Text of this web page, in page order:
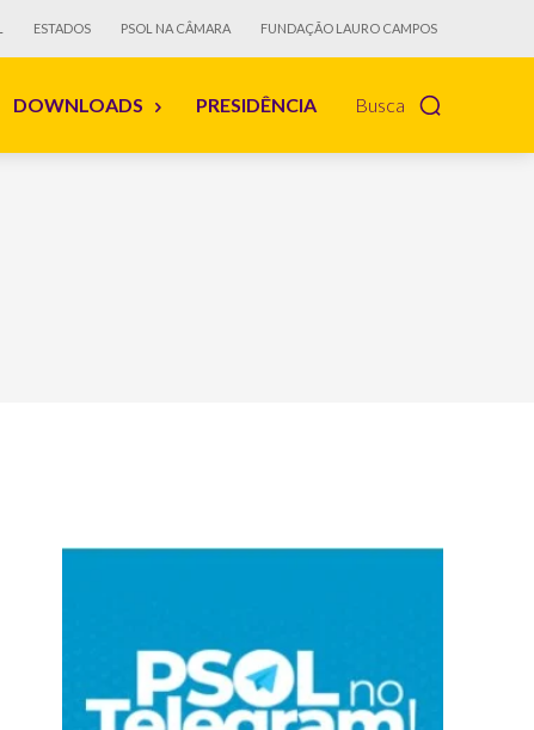
ESTADOS PSOL NA CÂMARA FUNDAÇÃO LAURO CAMPOS
Busca
DOWNLOADS PRESIDÊNCIA